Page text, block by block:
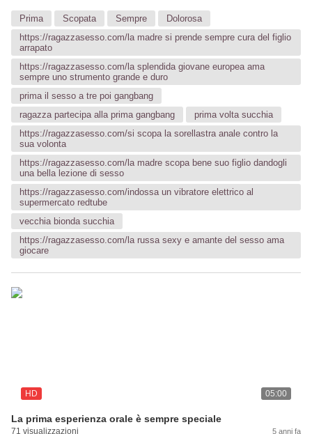
Prima Scopata Sempre
Dolorosa
https://ragazzasesso.com/la madre si prende sempre cura del figlio
arrapato
https://ragazzasesso.com/la splendida giovane europea ama
sempre uno strumento grande e duro
prima il sesso a tre poi gangbang
ragazza partecipa alla prima gangbang
prima volta succhia
https://ragazzasesso.com/si scopa la sorellastra anale contro la
sua volonta
https://ragazzasesso.com/la madre scopa bene suo figlio dandogli
una bella lezione di sesso
https://ragazzasesso.com/indossa un vibratore elettrico al
supermercato redtube
vecchia bionda succhia
https://ragazzasesso.com/la russa sexy e amante del sesso ama
giocare
HD 05:00
La prima esperienza orale è sempre speciale
71 visualizzazioni 5 anni fa